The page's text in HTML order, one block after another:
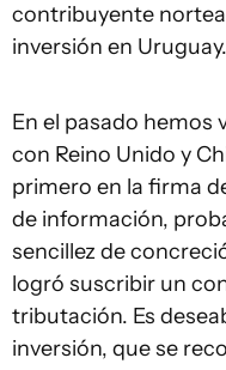
contribuyente
inversión en Uruguay.
En el pasado hemos
con Reino Unido y
primero en la firma
de información,
sencillez de
logró suscribir un
tributación. Es
inversión, que se